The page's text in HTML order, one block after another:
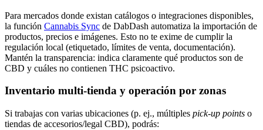
Para mercados donde existan catálogos o integraciones disponibles,
la función Cannabis Sync de DabDash automatiza la importación de
productos, precios e imágenes. Esto no te exime de cumplir la
regulación local (etiquetado, límites de venta, documentación).
Mantén la transparencia: indica claramente qué productos son de
CBD y cuáles no contienen THC psicoactivo.
Inventario multi-tienda y operación por zonas
Si trabajas con varias ubicaciones (p. ej., múltiples pick-up points o
tiendas de accesorios/legal CBD), podrás: